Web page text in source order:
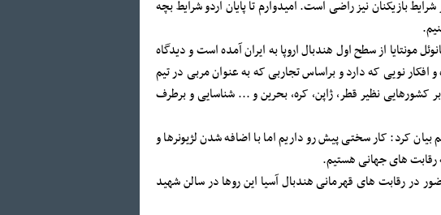
بازیکنان نیز راضی است. امیدوارم تا پایان اردو شرایط بچه
مونتایا از سطح اول هندبال اروپا به ایران آمده است و دیدگاه
افکار نویی که دارد و براساس تجاربی که به عنوان مربی در تیم
نظیر قطر، ژاپن، کره، بحرین و ... شناسایی و برطرف
کرد: کار سختی پیش رو داریم اما با اضافه شدن لژیونرها و
رقابت های جهانی هستیم.
در رقابت های قهرمانی هندبال آسیا این روها در سالن شهید